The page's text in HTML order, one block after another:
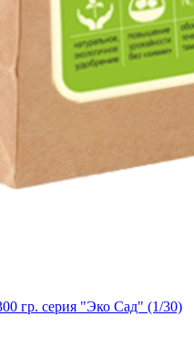
гр. серия "Эко Сад" (1/30)